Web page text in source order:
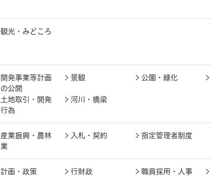
観光・みどころ
開発事業等計画
の公開
景観 公園・緑化
土地取引・開発
行為
河川・橋梁
産業振興・農林
業
入札・契約 指定管理者制度
計画・政策 行財政 職員採用・人事